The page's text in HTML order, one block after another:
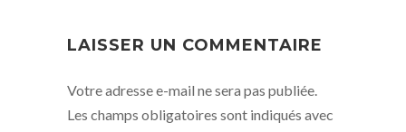
LAISSER UN COMMENTAIRE
Votre adresse e-mail ne sera pas publiée.
Les champs obligatoires sont indiqués avec